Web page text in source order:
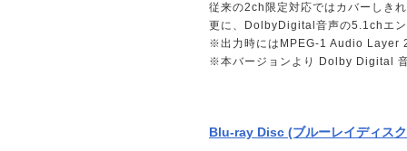
従来の2ch限定対応ではカバーしき
更に、DolbyDigital音声の5.1chエ
※出力時にはMPEG-1 Audio Layer
※本バージョンより Dolby Digital
Blu-ray Disc (ブルーレイディス